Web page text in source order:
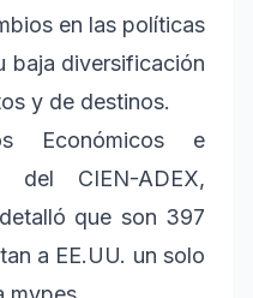
en las políticas
baja diversificación
y de destinos.
Económicos e
del CIEN-ADEX,
que son 397
a EE.UU. un solo